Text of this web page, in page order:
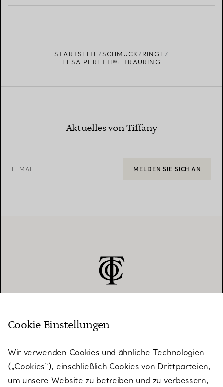
STARTSEITE SCHMUCK
RINGE
ELSA PERETTI®: TRAURING
Aktuelles von Tiffany
E-MAIL MELDEN SIE SICH AN
KUNDENSERVICE
SERVICES
Cookie-Einstellungen
Wir verwenden Cookies und ähnliche Technologien
(„Cookies“), einschließlich Cookies von Drittparteien,
um unsere Website zu betreiben und zu verbessern,